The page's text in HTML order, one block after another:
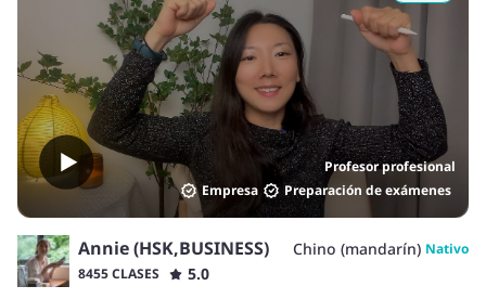
Profesor profesional
Empresa
Preparación de exámenes
Annie (HSK,BUSINESS) Chino (mandarín) Nativo
8455 CLASES
5.0